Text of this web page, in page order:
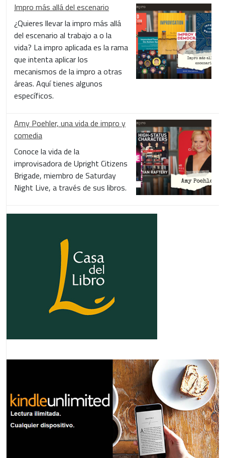
Impro más allá del escenario
¿Quieres llevar la impro más allá
del escenario al trabajo a o la
vida? La impro aplicada es la rama
que intenta aplicar los
mecanismos de la impro a otras
áreas. Aquí tienes algunos
específicos.
Amy Poehler, una vida de impro y
comedia
Conoce la vida de la
improvisadora de Upright Citizens
Brigade, miembro de Saturday
Night Live, a través de sus libros.